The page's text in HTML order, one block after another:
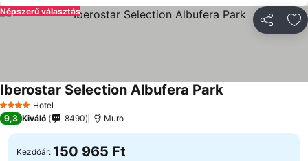
Népszerű választás
4 KategóriaHotel
Iberostar Selection Albufera Park
9,3 Kiváló 8490 Muro
Kezdőár: 150 965 Ft